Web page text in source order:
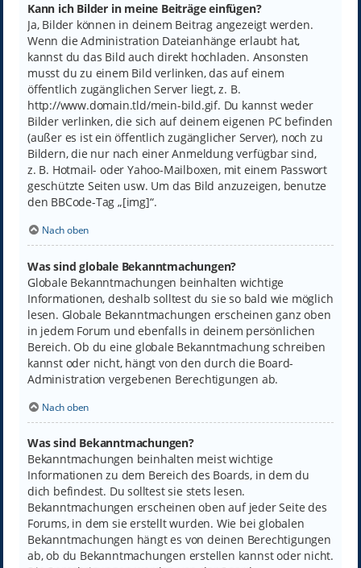
Kann ich Bilder in meine Beiträge einfügen?
Ja, Bilder können in deinem Beitrag angezeigt werden.
Wenn die Administration Dateianhänge erlaubt hat,
kannst du das Bild auch direkt hochladen. Ansonsten
musst du zu einem Bild verlinken, das auf einem
öffentlich zugänglichen Server liegt, z. B.
http://www.domain.tld/mein-bild.gif. Du kannst weder
Bilder verlinken, die sich auf deinem eigenen PC befinden
(außer es ist ein öffentlich zugänglicher Server), noch zu
Bildern, die nur nach einer Anmeldung verfügbar sind,
z. B. Hotmail- oder Yahoo-Mailboxen, mit einem Passwort
geschützte Seiten usw. Um das Bild anzuzeigen, benutze
den BBCode-Tag „[img]“.
Nach oben
Was sind globale Bekanntmachungen?
Globale Bekanntmachungen beinhalten wichtige
Informationen, deshalb solltest du sie so bald wie möglich
lesen. Globale Bekanntmachungen erscheinen ganz oben
in jedem Forum und ebenfalls in deinem persönlichen
Bereich. Ob du eine globale Bekanntmachung schreiben
kannst oder nicht, hängt von den durch die Board-
Administration vergebenen Berechtigungen ab.
Nach oben
Was sind Bekanntmachungen?
Bekanntmachungen beinhalten meist wichtige
Informationen zu dem Bereich des Boards, in dem du
dich befindest. Du solltest sie stets lesen.
Bekanntmachungen erscheinen oben auf jeder Seite des
Forums, in dem sie erstellt wurden. Wie bei globalen
Bekanntmachungen hängt es von deinen Berechtigungen
ab, ob du Bekanntmachungen erstellen kannst oder nicht.